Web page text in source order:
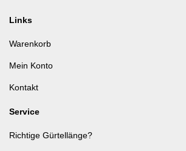
Links
Warenkorb
Mein Konto
Kontakt
Service
Richtige Gürtellänge?